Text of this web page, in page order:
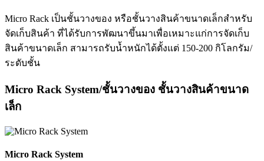
Micro Rack เป็นชั้นวางของ หรือชั้นวางสินค้าขนาดเล็กสำหรับ
จัดเก็บสินค้า ที่ได้รับการพัฒนาขึ้นมาเพื่อเหมาะแก่การจัดเก็บ
สินค้าขนาดเล็ก สามารถรับน้ำหนักได้ตั้งแต่ 150-200 กิโลกรัม/
ระดับชั้น
Micro Rack System/ชั้นวางของ ชั้นวางสินค้าขนาด
เล็ก
Micro Rack System